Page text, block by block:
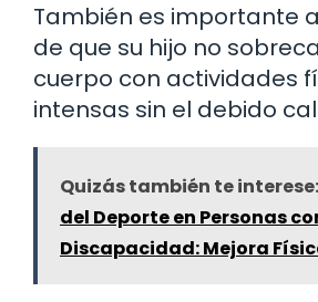
También es importante
de que su hijo no
cuerpo con actividades
intensas sin el debido
Quizás también te interese:
del Deporte en Personas
Discapacidad: Mejora